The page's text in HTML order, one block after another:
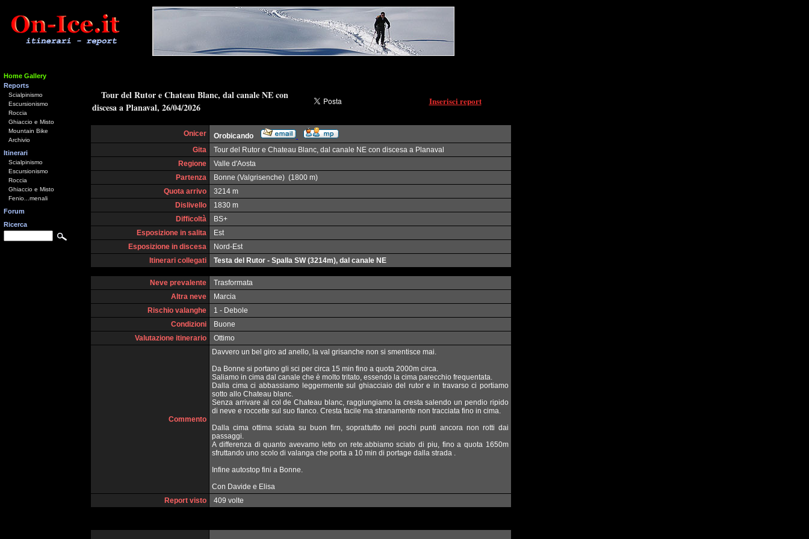
Home Gallery
Reports
Scialpinismo
Escursionismo
Roccia
Ghiaccio e Misto
Mountain Bike
Archivio
Itinerari
Scialpinismo
Escursionismo
Roccia
Ghiaccio e Misto
Fenio...menali
Forum
Ricerca
Tour del Rutor e Chateau Blanc, dal canale NE con
discesa a Planaval, 26/04/2026
Inserisci report
Onicer
Orobicando
Gita
Tour del Rutor e Chateau Blanc, dal canale NE con discesa a Planaval
Regione
Valle d'Aosta
Partenza
Bonne (Valgrisenche) (1800 m)
Quota arrivo
3214 m
Dislivello
1830 m
Difficoltà
BS+
Esposizione in salita
Est
Esposizione in discesa
Nord-Est
Itinerari collegati
Testa del Rutor - Spalla SW (3214m), dal canale NE
Neve prevalente
Trasformata
Altra neve
Marcia
Rischio valanghe
1 - Debole
Condizioni
Buone
Valutazione itinerario
Ottimo
Commento
Davvero un bel giro ad anello, la val grisanche non si smentisce mai.
Da Bonne si portano gli sci per circa 15 min fino a quota 2000m circa.
Saliamo in cima dal canale che è molto tritato, essendo la cima parecchio frequentata.
Dalla cima ci abbassiamo leggermente sul ghiacciaio del rutor e in travarso ci portiamo
sotto allo Chateau blanc.
Senza arrivare al col de Chateau blanc, raggiungiamo la cresta salendo un pendio ripido
di neve e roccette sul suo fianco. Cresta facile ma stranamente non tracciata fino in cima.
Dalla cima ottima sciata su buon firn, soprattutto nei pochi punti ancora non rotti dai
passaggi.
A differenza di quanto avevamo letto on rete.abbiamo sciato di piu, fino a quota 1650m
sfruttando uno scolo di valanga che porta a 10 min di portage dalla strada .
Infine autostop fini a Bonne.
Con Davide e Elisa
Report visto
409 volte